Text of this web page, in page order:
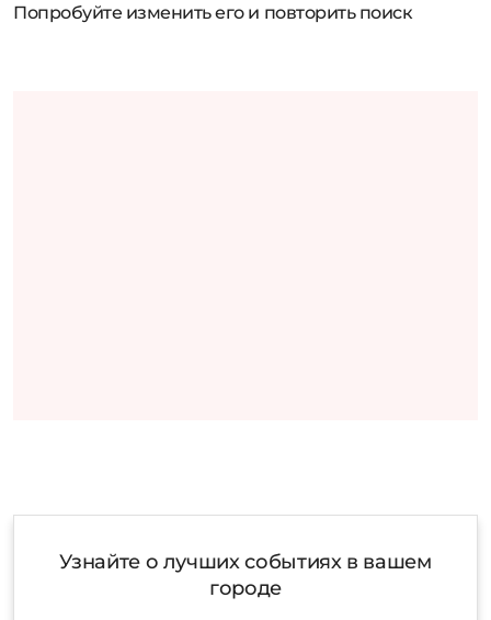
Попробуйте изменить его и повторить поиск
Узнайте о лучших событиях в вашем
городе